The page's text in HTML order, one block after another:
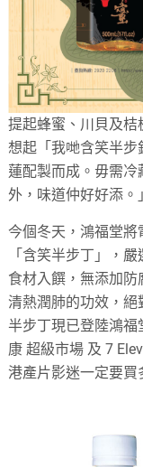
提起蜂蜜、川貝及
想起「我哋含笑半
蓮配製而成。毋需
外，味道仲好好添。
今個冬天，鴻福堂
「含笑半步丁」，
食材入饌，無添加
清熱潤肺的功效，
半步丁現已登陸鴻
康 超級市場 及 7
港產片影迷一定要